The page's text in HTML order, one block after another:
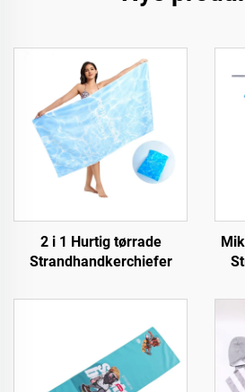
2 i 1 Hurtig tørrade
Strandhandkerchiefer